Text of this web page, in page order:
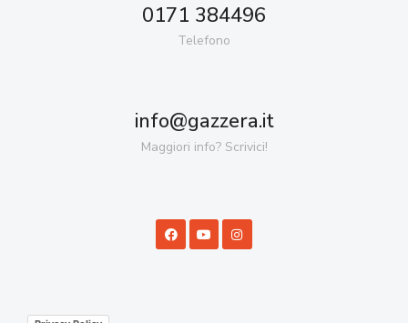
0171 384496
Telefono
info@gazzera.it
Maggiori info? Scrivici!